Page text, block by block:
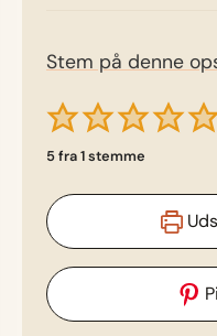
Stem på denne
5fra 1 stemme